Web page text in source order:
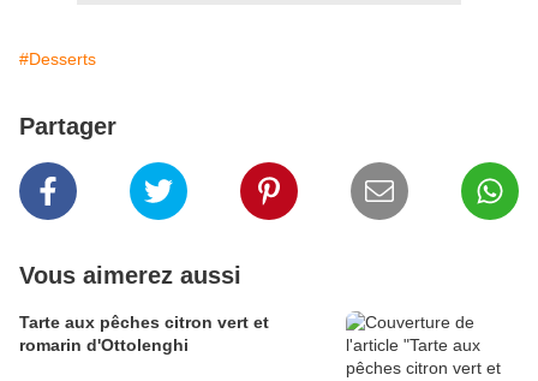
#Desserts
Partager
Vous aimerez aussi
Tarte aux pêches citron vert et
romarin d'Ottolenghi